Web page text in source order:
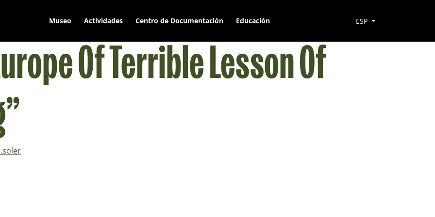
Museo Actividades Centro de Documentación Educación ESP
Of Terrible Lesson Of